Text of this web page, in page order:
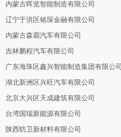
内蒙古晖览智能制造有限公司
辽宁于洪区铭琛金融有限公司
内蒙古森霸汽车有限公司
吉林鹏程汽车有限公司
广东海珠区鑫兴智能制造集团有限公司
湖北新洲区兴旺汽车有限公司
北京大兴区天成建筑有限公司
台湾国瑞新能源有限公司
陕西昉卫新材料有限公司